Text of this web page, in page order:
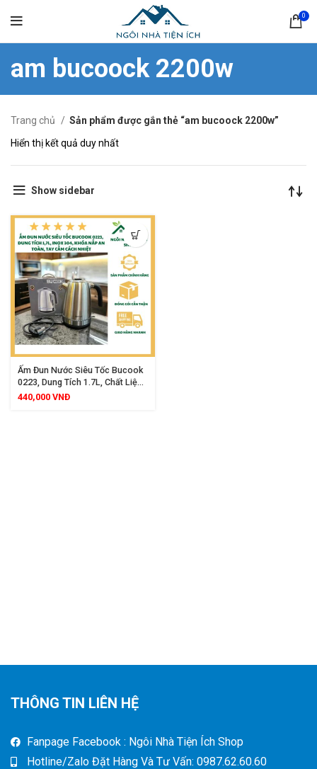
0
am bucoock 2200w
Trang chủ
Sản phẩm được gắn thẻ “am bucoock 2200w”
Hiển thị kết quả duy nhất
Show sidebar
Ấm Đun Nước Siêu Tốc Bucook
0223, Dung Tích 1.7L, Chất Liệu
Inox 304 Cao Cấp, Công Suất
440,000 VNĐ
THÔNG TIN LIÊN HỆ
Fanpage Facebook : Ngôi Nhà Tiện Ích Shop
Hotline/Zalo Đặt Hàng Và Tư Vấn: 0987.62.60.60